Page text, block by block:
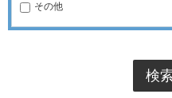
その他